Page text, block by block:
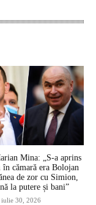
Mina: „S-a aprins
cămară era Bolojan
de zor cu Simion,
la putere și bani”
iulie 30, 2026